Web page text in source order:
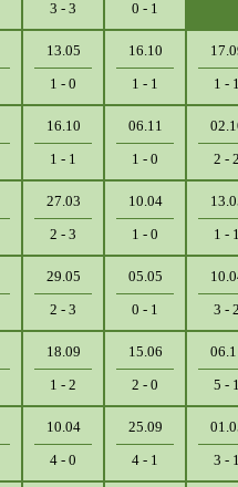
3 - 3
0 - 1
13.05
1 - 0
16.10
1 - 1
1 -
16.10
1 - 1
06.11
1 - 0
2 -
27.03
2 - 3
10.04
1 - 0
1 -
29.05
2 - 3
05.05
0 - 1
3 -
18.09
1 - 2
15.06
2 - 0
5 -
10.04
4 - 0
25.09
4 - 1
3 -